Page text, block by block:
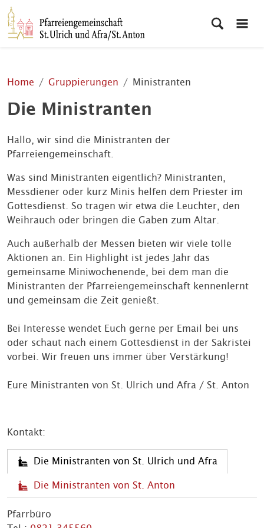
Home Gruppierungen Ministranten
Die Ministranten
Hallo, wir sind die Ministranten der
Pfarreiengemeinschaft.
Was sind Ministranten eigentlich? Ministranten,
Messdiener oder kurz Minis helfen dem Priester im
Gottesdienst. So tragen wir etwa die Leuchter, den
Weihrauch oder bringen die Gaben zum Altar.
Auch außerhalb der Messen bieten wir viele tolle
Aktionen an. Ein Highlight ist jedes Jahr das
gemeinsame Miniwochenende, bei dem man die
Ministranten der Pfarreiengemeinschaft kennenlernt
und gemeinsam die Zeit genießt.
Bei Interesse wendet Euch gerne per Email bei uns
oder schaut nach einem Gottesdienst in der Sakristei
vorbei. Wir freuen uns immer über Verstärkung!
Eure Ministranten von St. Ulrich und Afra / St. Anton
Kontakt:
Die Ministranten von St. Ulrich und Afra
Die Ministranten von St. Anton
Pfarrbüro